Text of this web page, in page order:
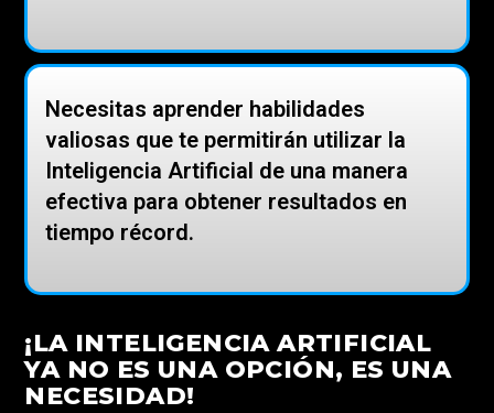
Necesitas aprender habilidades
valiosas que te permitirán utilizar la
Inteligencia Artificial de una manera
efectiva para obtener resultados en
tiempo récord.
¡LA INTELIGENCIA ARTIFICIAL
YA NO ES UNA OPCIÓN, ES UNA
NECESIDAD!